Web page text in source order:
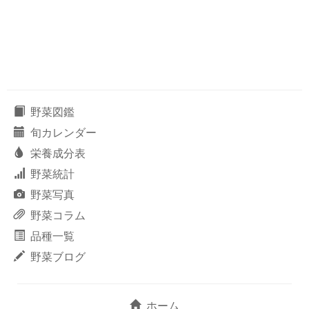
野菜図鑑
旬カレンダー
栄養成分表
野菜統計
野菜写真
野菜コラム
品種一覧
野菜ブログ
ホーム